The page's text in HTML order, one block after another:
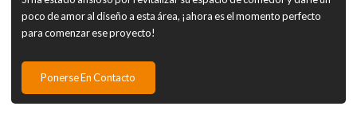
poco de amor al diseño a esta área, ¡ahora es el momento perfecto
para comenzar ese proyecto!
Ponerse En Contacto